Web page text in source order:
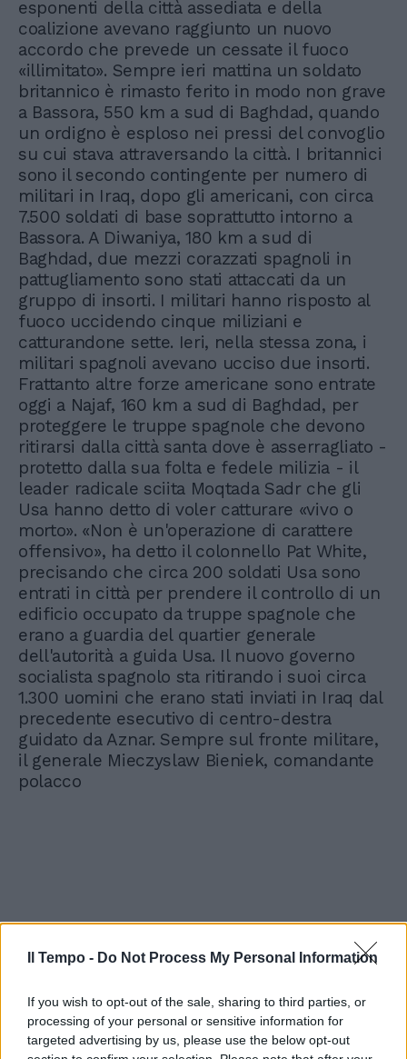
Il Tempo - Do Not Process My Personal Information
If you wish to opt-out of the sale, sharing to third parties, or
processing of your personal or sensitive information for
targeted advertising by us, please use the below opt-out
esponenti della città assediata e della
coalizione avevano raggiunto un nuovo
accordo che prevede un cessate il fuoco
«illimitato». Sempre ieri mattina un soldato
britannico è rimasto ferito in modo non grave
a Bassora, 550 km a sud di Baghdad, quando
un ordigno è esploso nei pressi del convoglio
su cui stava attraversando la città. I britannici
sono il secondo contingente per numero di
militari in Iraq, dopo gli americani, con circa
7.500 soldati di base soprattutto intorno a
Bassora. A Diwaniya, 180 km a sud di
Baghdad, due mezzi corazzati spagnoli in
pattugliamento sono stati attaccati da un
gruppo di insorti. I militari hanno risposto al
fuoco uccidendo cinque miliziani e
catturandone sette. Ieri, nella stessa zona, i
militari spagnoli avevano ucciso due insorti.
Frattanto altre forze americane sono entrate
oggi a Najaf, 160 km a sud di Baghdad, per
proteggere le truppe spagnole che devono
ritirarsi dalla città santa dove è asserragliato -
protetto dalla sua folta e fedele milizia - il
leader radicale sciita Moqtada Sadr che gli
Usa hanno detto di voler catturare «vivo o
morto». «Non è un'operazione di carattere
offensivo», ha detto il colonnello Pat White,
precisando che circa 200 soldati Usa sono
entrati in città per prendere il controllo di un
edificio occupato da truppe spagnole che
erano a guardia del quartier generale
dell'autorità a guida Usa. Il nuovo governo
socialista spagnolo sta ritirando i suoi circa
1.300 uomini che erano stati inviati in Iraq dal
precedente esecutivo di centro-destra
guidato da Aznar. Sempre sul fronte militare,
il generale Mieczyslaw Bieniek, comandante
polacco